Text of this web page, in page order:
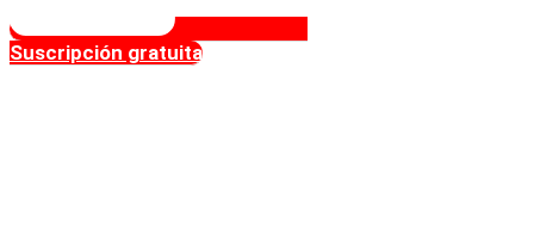
Suscripción gratuita